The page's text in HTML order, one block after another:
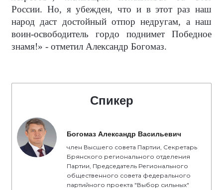
России. Но, я убежден, что и в этот раз наш
народ даст достойный отпор недругам, а наш
воин-освободитель гордо поднимет Победное
знамя!» - отметил Александр Богомаз.
Спикер
Богомаз Александр Васильевич
член Высшего совета Партии, Секретарь
Брянского регионального отделения
Партии, Председатель Регионального
общественного совета федерального
партийного проекта "Выбор сильных"